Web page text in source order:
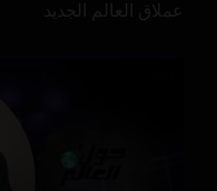
عملاق العالم الجديد